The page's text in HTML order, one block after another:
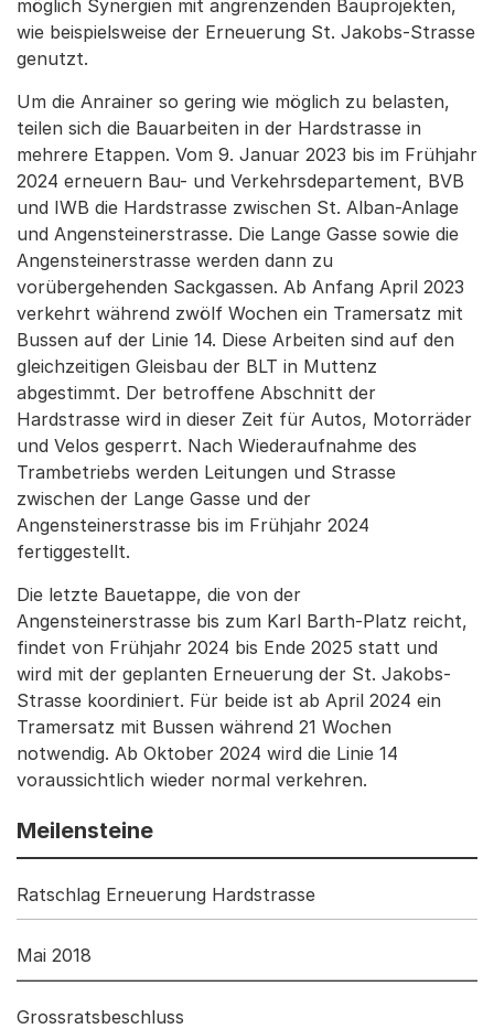
möglich Synergien mit angrenzenden Bauprojekten,
wie beispielsweise der Erneuerung St. Jakobs-Strasse
genutzt.
Um die Anrainer so gering wie möglich zu belasten,
teilen sich die Bauarbeiten in der Hardstrasse in
mehrere Etappen. Vom 9. Januar 2023 bis im Frühjahr
2024 erneuern Bau- und Verkehrsdepartement, BVB
und IWB die Hardstrasse zwischen St. Alban-Anlage
und Angensteinerstrasse. Die Lange Gasse sowie die
Angensteinerstrasse werden dann zu
vorübergehenden Sackgassen. Ab Anfang April 2023
verkehrt während zwölf Wochen ein Tramersatz mit
Bussen auf der Linie 14. Diese Arbeiten sind auf den
gleichzeitigen Gleisbau der BLT in Muttenz
abgestimmt. Der betroffene Abschnitt der
Hardstrasse wird in dieser Zeit für Autos, Motorräder
und Velos gesperrt. Nach Wiederaufnahme des
Trambetriebs werden Leitungen und Strasse
zwischen der Lange Gasse und der
Angensteinerstrasse bis im Frühjahr 2024
fertiggestellt.
Die letzte Bauetappe, die von der
Angensteinerstrasse bis zum Karl Barth-Platz reicht,
findet von Frühjahr 2024 bis Ende 2025 statt und
wird mit der geplanten Erneuerung der St. Jakobs-
Strasse koordiniert. Für beide ist ab April 2024 ein
Tramersatz mit Bussen während 21 Wochen
notwendig. Ab Oktober 2024 wird die Linie 14
voraussichtlich wieder normal verkehren.
Meilensteine
Ratschlag Erneuerung Hardstrasse
Mai 2018
Grossratsbeschluss